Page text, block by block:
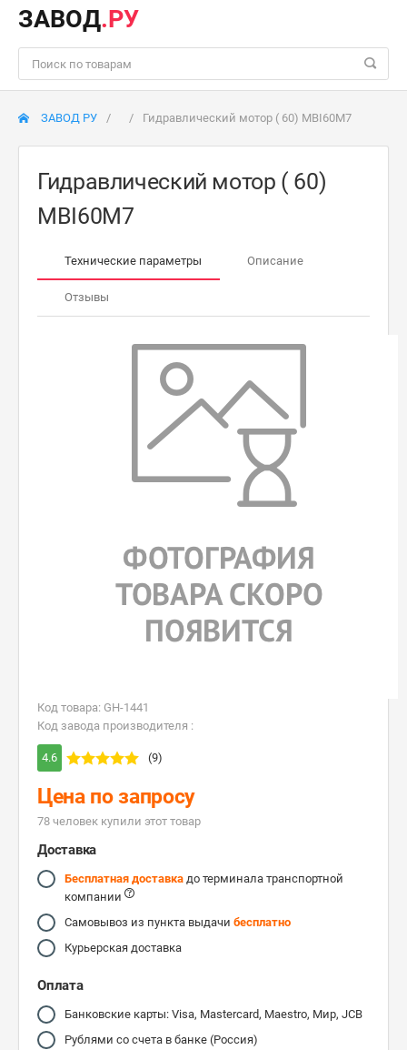
ЗАВОД.РУ
ЗАВОД РУ Гидравлический мотор ( 60) MBI60М7
Гидравлический мотор ( 60)
MBI60М7
Технические параметры Описание
Отзывы
Код товара: GH-1441
Код завода производителя :
4.6 (9)
Цена по запросу
78 человек купили этот товар
Доставка
Бесплатная доставка до терминала транспортной
компании
Самовывоз из пункта выдачи бесплатно
Курьерская доставка
Оплата
Банковские карты: Visa, Mastercard, Maestro, Мир, JCB
Рублями со счета в банке (Россия)